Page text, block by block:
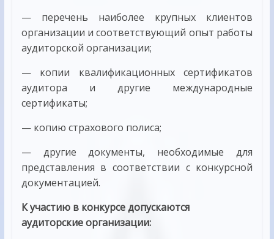
— перечень наиболее крупных клиентов
организации и соответствующий опыт работы
аудиторской организации;
— копии квалификационных сертификатов
аудитора и другие международные
сертификаты;
— копию страхового полиса;
— другие документы, необходимые для
представления в соответствии с конкурсной
документацией.
К участию в конкурсе допускаются
аудиторские организации: